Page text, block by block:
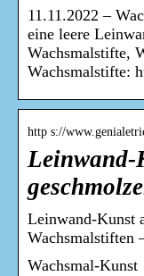
11.11.2022 –
eine leere
Wachsmalstifte,
Wachsmalstifte:
http s://
Leinwand-
Leinwand-Kunst
Wachsmalstiften
Wachsmal-Kunst